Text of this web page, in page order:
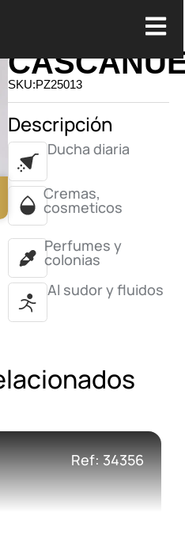
SKU:PZ25013
Descripción
Ducha diaria
Cremas,
cosmeticos
Perfumes y
colonias
Al sudor y fluidos
Ref: 34356